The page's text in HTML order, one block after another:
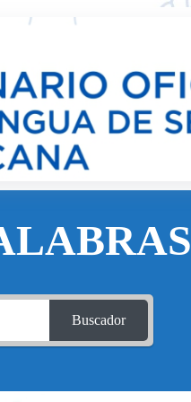
Buscador